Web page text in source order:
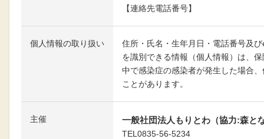
【連絡先電話番号】
個人情報の取り扱い
住所・氏名・生年月日・電話番号及
を識別できる情報（個人情報）は、
中で感染症の感染者が発生した場合
ことがあります。
主催 一般社団法人もりとわ（協力:森と
TEL0835-56-5234